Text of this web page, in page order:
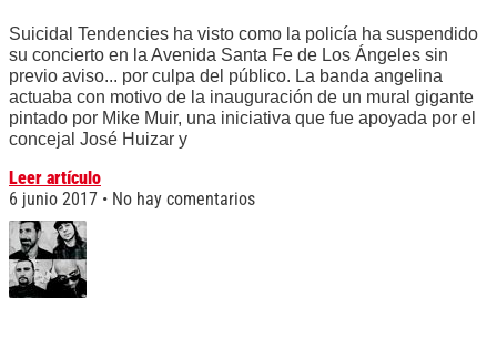
Suicidal Tendencies ha visto como la policía ha suspendido
su concierto en la Avenida Santa Fe de Los Ángeles sin
previo aviso... por culpa del público. La banda angelina
actuaba con motivo de la inauguración de un mural gigante
pintado por Mike Muir, una iniciativa que fue apoyada por el
concejal José Huizar y
Leer artículo
6 junio 2017
No hay comentarios